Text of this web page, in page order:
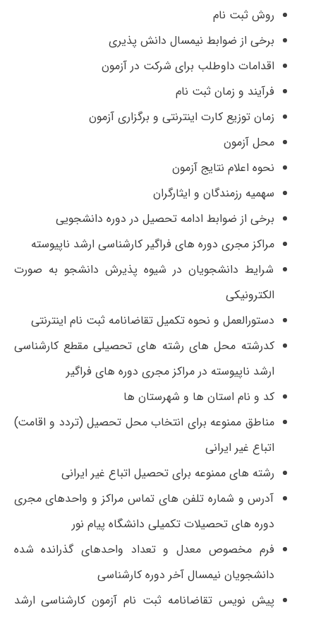
روش ثبت نام
برخی از ضوابط نیمسال دانش پذیری
اقدامات داوطلب برای شرکت در آزمون
فرآیند و زمان ثبت نام
زمان توزیع کارت اینترنتی و برگزاری آزمون
محل آزمون
نحوه اعلام نتایج آزمون
سهمیه رزمندگان و ایثارگران
برخی از ضوابط ادامه تحصیل در دوره دانشجویی
مراکز مجری دوره های فراگیر کارشناسی ارشد ناپیوسته
شرایط دانشجویان در شیوه پذیرش دانشجو به صورت
الکترونیکی
دستورالعمل و نحوه تکمیل تقاضانامه ثبت نام اینترنتی
کدرشته محل های رشته های تحصیلی مقطع کارشناسی
ارشد ناپیوسته در مراکز مجری دوره های فراگیر
کد و نام استان ها و شهرستان ها
مناطق ممنوعه برای انتخاب محل تحصیل (تردد و اقامت)
اتباع غیر ایرانی
رشته های ممنوعه برای تحصیل اتباع غیر ایرانی
آدرس و شماره تلفن های تماس مراکز و واحدهای مجری
دوره های تحصیلات تکمیلی دانشگاه پیام نور
فرم مخصوص معدل و تعداد واحدهای گذرانده شده
دانشجویان نیمسال آخر دوره کارشناسی
پیش نویس تقاضانامه ثبت نام آزمون کارشناسی ارشد